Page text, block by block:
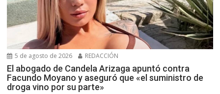
5 de agosto de 2026 REDACCIÓN
El abogado de Candela Arizaga apuntó contra
Facundo Moyano y aseguró que «el suministro de
droga vino por su parte»